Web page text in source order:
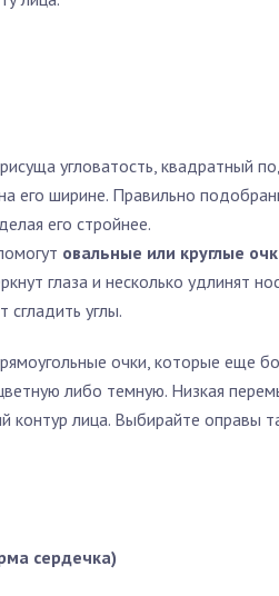
угловатость, квадратный
его ширине. Правильно
его стройнее.
овальные или круглые
глаза и несколько удлинят
сгладить углы.
очки, которые еще
либо темную. Низкая
контур лица. Выбирайте оправы
сердечка)